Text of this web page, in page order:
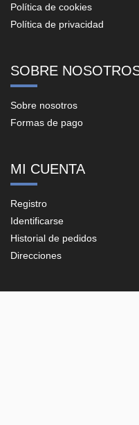
Política de cookies
Política de privacidad
SOBRE
Sobre nosotros
Formas de pago
MI CUENTA
Registro
Identificarse
Historial de pedidos
Direcciones